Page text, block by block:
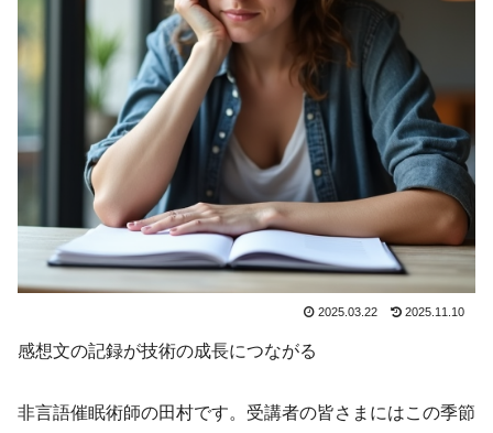
2025.03.22 2025.11.10
感想文の記録が技術の成長につながる
非言語催眠術師の田村です。受講者の皆さまにはこの季節